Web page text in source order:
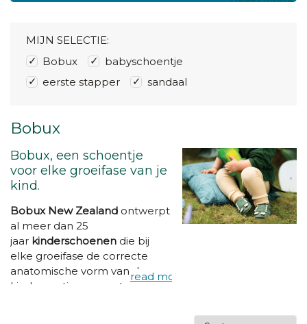
Bobux
Bobux, een schoentje
voor elke groeifase van je
kind.
Bobux New Zealand ontwerpt
al meer dan 25
jaar kinderschoenen die bij
elke groeifase de correcte
anatomische vorm van de
kindervoetjes respecteert. Ze
MIJN SELECTIE:
Bobux
babyschoentje
eerste stapper
sandaal